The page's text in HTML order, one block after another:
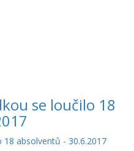
se loučilo 18
absolventů - 30.6.2017